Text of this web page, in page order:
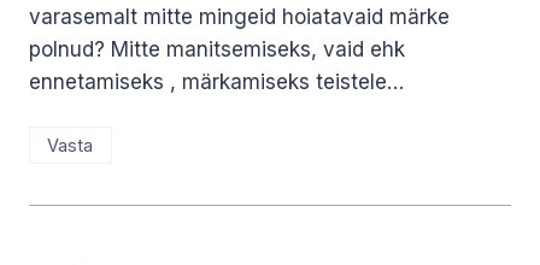
varasemalt mitte mingeid hoiatavaid märke
polnud? Mitte manitsemiseks, vaid ehk
ennetamiseks , märkamiseks teistele…
Vasta